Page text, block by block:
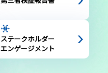
ステークホルダー
エンゲージメント